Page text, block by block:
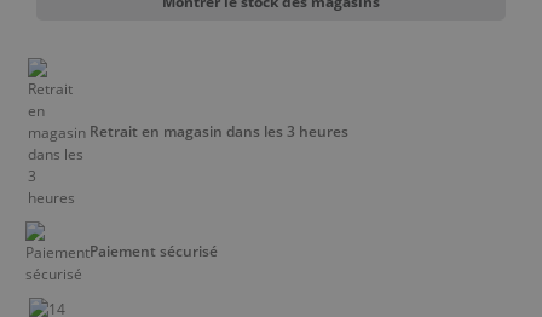
Retrait en magasin dans les 3 heures
Paiement sécurisé